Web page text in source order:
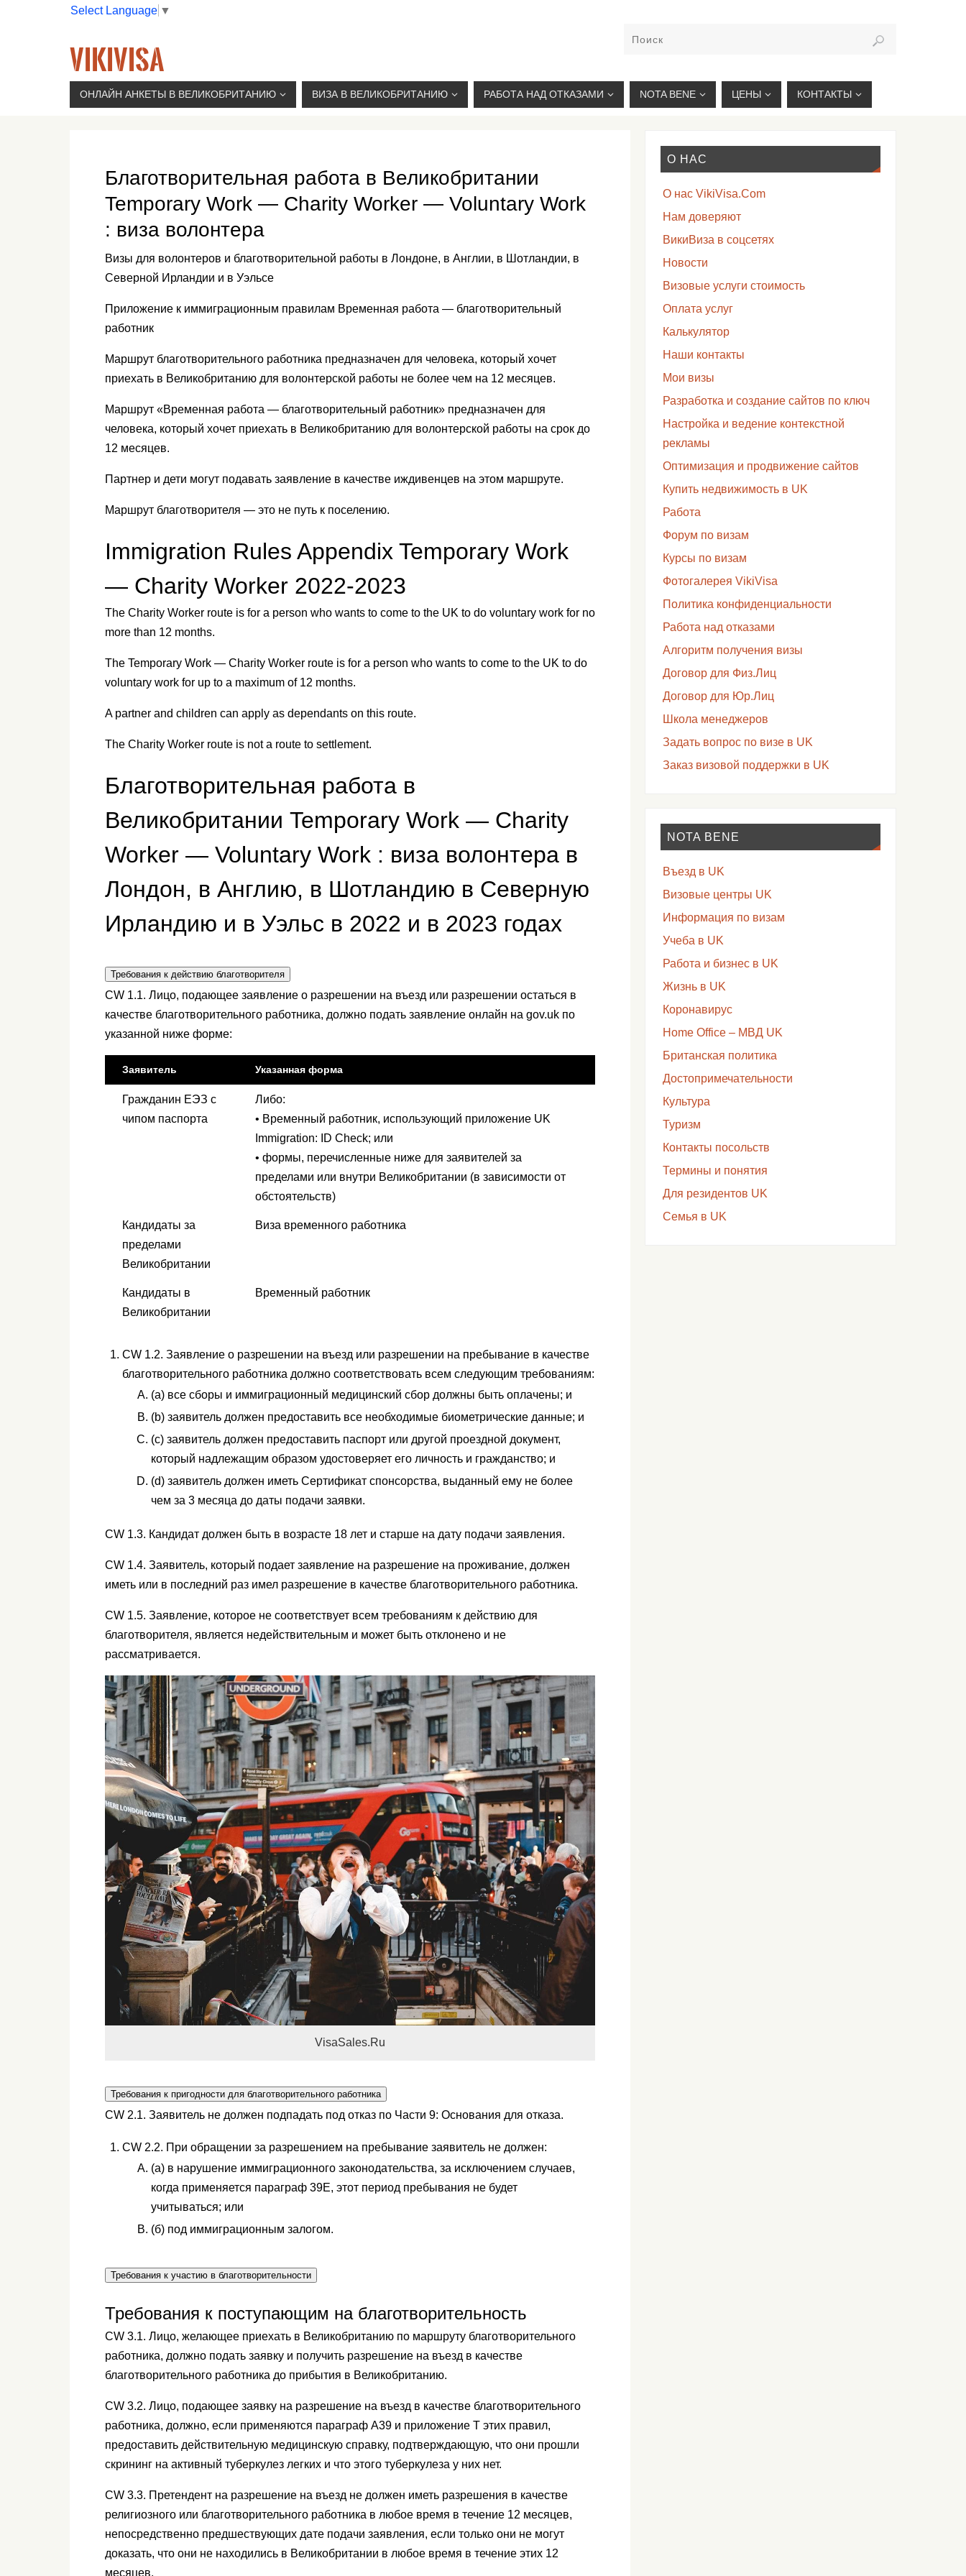
Select Language ▼
VIKIVISA
Г. МОСКВА, 2-Й СЫРОМЯТНИЧЕСКИЙ ПЕР., 11, М. КУРСКАЯ, +7(926)734-03-33, +7(926)274-03-33, VISA@VIKIVISA.RU
ОНЛАЙН АНКЕТЫ В ВЕЛИКОБРИТАНИЮ ВИЗА В ВЕЛИКОБРИТАНИЮ РАБОТА НАД ОТКАЗАМИ NOTA BENE ЦЕНЫ КОНТАКТЫ
Благотворительная работа в Великобритании
Temporary Work — Charity Worker — Voluntary Work
: виза волонтера
Визы для волонтеров и благотворительной работы в Лондоне, в Англии, в Шотландии, в
Северной Ирландии и в Уэльсе
Приложение к иммиграционным правилам Временная работа — благотворительный
работник
Маршрут благотворительного работника предназначен для человека, который хочет
приехать в Великобританию для волонтерской работы не более чем на 12 месяцев.
Маршрут «Временная работа — благотворительный работник» предназначен для
человека, который хочет приехать в Великобританию для волонтерской работы на срок до
12 месяцев.
Партнер и дети могут подавать заявление в качестве иждивенцев на этом маршруте.
Маршрут благотворителя — это не путь к поселению.
Immigration Rules Appendix Temporary Work
— Charity Worker 2022-2023
The Charity Worker route is for a person who wants to come to the UK to do voluntary work for no
more than 12 months.
The Temporary Work — Charity Worker route is for a person who wants to come to the UK to do
voluntary work for up to a maximum of 12 months.
A partner and children can apply as dependants on this route.
The Charity Worker route is not a route to settlement.
Благотворительная работа в
Великобритании Temporary Work — Charity
Worker — Voluntary Work : виза волонтера в
Лондон, в Англию, в Шотландию в Северную
Ирландию и в Уэльс в 2022 и в 2023 годах
Требования к действию благотворителя
CW 1.1. Лицо, подающее заявление о разрешении на въезд или разрешении остаться в
качестве благотворительного работника, должно подать заявление онлайн на gov.uk по
указанной ниже форме:
Заявитель Указанная форма
Гражданин ЕЭЗ с
чипом паспорта
Либо:
• Временный работник, использующий приложение UK
Immigration: ID Check; или
• формы, перечисленные ниже для заявителей за
пределами или внутри Великобритании (в зависимости от
обстоятельств)
Кандидаты за
пределами
Великобритании
Виза временного работника
Кандидаты в
Великобритании
Временный работник
CW 1.2. Заявление о разрешении на въезд или разрешении на пребывание в качестве
благотворительного работника должно соответствовать всем следующим требованиям:
(а) все сборы и иммиграционный медицинский сбор должны быть оплачены; и
(b) заявитель должен предоставить все необходимые биометрические данные; и
(c) заявитель должен предоставить паспорт или другой проездной документ,
который надлежащим образом удостоверяет его личность и гражданство; и
(d) заявитель должен иметь Сертификат спонсорства, выданный ему не более
чем за 3 месяца до даты подачи заявки.
CW 1.3. Кандидат должен быть в возрасте 18 лет и старше на дату подачи заявления.
CW 1.4. Заявитель, который подает заявление на разрешение на проживание, должен
иметь или в последний раз имел разрешение в качестве благотворительного работника.
CW 1.5. Заявление, которое не соответствует всем требованиям к действию для
благотворителя, является недействительным и может быть отклонено и не
рассматривается.
VisaSales.Ru
Требования к пригодности для благотворительного работника
CW 2.1. Заявитель не должен подпадать под отказ по Части 9: Основания для отказа.
CW 2.2. При обращении за разрешением на пребывание заявитель не должен:
(a) в нарушение иммиграционного законодательства, за исключением случаев,
когда применяется параграф 39E, этот период пребывания не будет
учитываться; или
(б) под иммиграционным залогом.
Требования к участию в благотворительности
Требования к поступающим на благотворительность
CW 3.1. Лицо, желающее приехать в Великобританию по маршруту благотворительного
работника, должно подать заявку и получить разрешение на въезд в качестве
благотворительного работника до прибытия в Великобританию.
CW 3.2. Лицо, подающее заявку на разрешение на въезд в качестве благотворительного
работника, должно, если применяются параграф A39 и приложение T этих правил,
предоставить действительную медицинскую справку, подтверждающую, что они прошли
скрининг на активный туберкулез легких и что этого туберкулеза у них нет.
CW 3.3. Претендент на разрешение на въезд не должен иметь разрешения в качестве
религиозного или благотворительного работника в любое время в течение 12 месяцев,
непосредственно предшествующих дате подачи заявления, если только они не могут
доказать, что они не находились в Великобритании в любое время в течение этих 12
месяцев.
О НАС
О нас VikiVisa.Com
Нам доверяют
ВикиВиза в соцсетях
Новости
Визовые услуги стоимость
Оплата услуг
Калькулятор
Наши контакты
Мои визы
Разработка и создание сайтов по ключ
Настройка и ведение контекстной
рекламы
Оптимизация и продвижение сайтов
Купить недвижимость в UK
Работа
Форум по визам
Курсы по визам
Фотогалерея VikiVisa
Политика конфиденциальности
Работа над отказами
Алгоритм получения визы
Договор для Физ.Лиц
Договор для Юр.Лиц
Школа менеджеров
Задать вопрос по визе в UK
Заказ визовой поддержки в UK
NOTA BENE
Въезд в UK
Визовые центры UK
Информация по визам
Учеба в UK
Работа и бизнес в UK
Жизнь в UK
Коронавирус
Home Office – МВД UK
Британская политика
Достопримечательности
Культура
Туризм
Контакты посольств
Термины и понятия
Для резидентов UK
Семья в UK